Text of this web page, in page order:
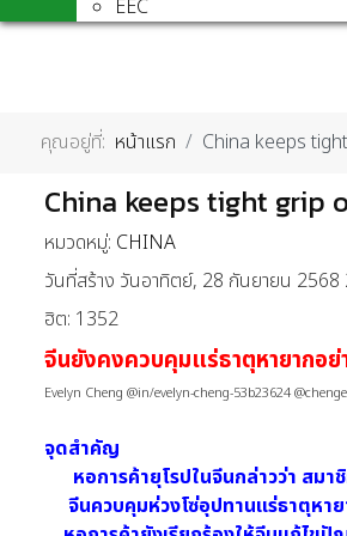
EEC
คุณอยู่ที่: หน้าแรก China keeps
China keeps tight grip
หมวดหมู่: CHINA
วันที่สร้าง วันอาทิตย์, 28 กันยายน 2568
ฮิต: 1352
จีนยังคงควบคุมแร่ธาตุหายากอ
Evelyn Cheng @in/evelyn-cheng-53b23624
จุดสำคัญ
หอการค้ายุโรปในจีนกล่าวว่า สมา
จีนควบคุมห่วงโซ่อุปทานแร่ธาตุหา